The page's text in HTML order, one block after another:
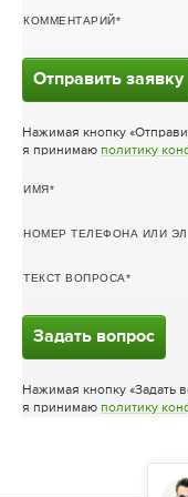
КОММЕНТАРИЙ
Отправить заявку
Нажимая кнопку
я принимаю политику
ИМЯ
НОМЕР ТЕЛЕФОНА ИЛИ
ТЕКСТ ВОПРОСА
Задать вопрос
Нажимая кнопку «Задать
я принимаю политику